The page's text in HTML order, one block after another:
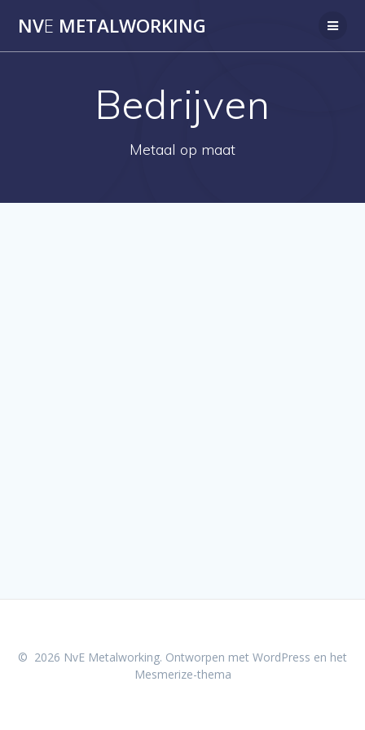
to
NVE METALWORKING
Bedrijven
Metaal op maat
© 2026 NvE Metalworking. Ontworpen met WordPress en het
Mesmerize-thema